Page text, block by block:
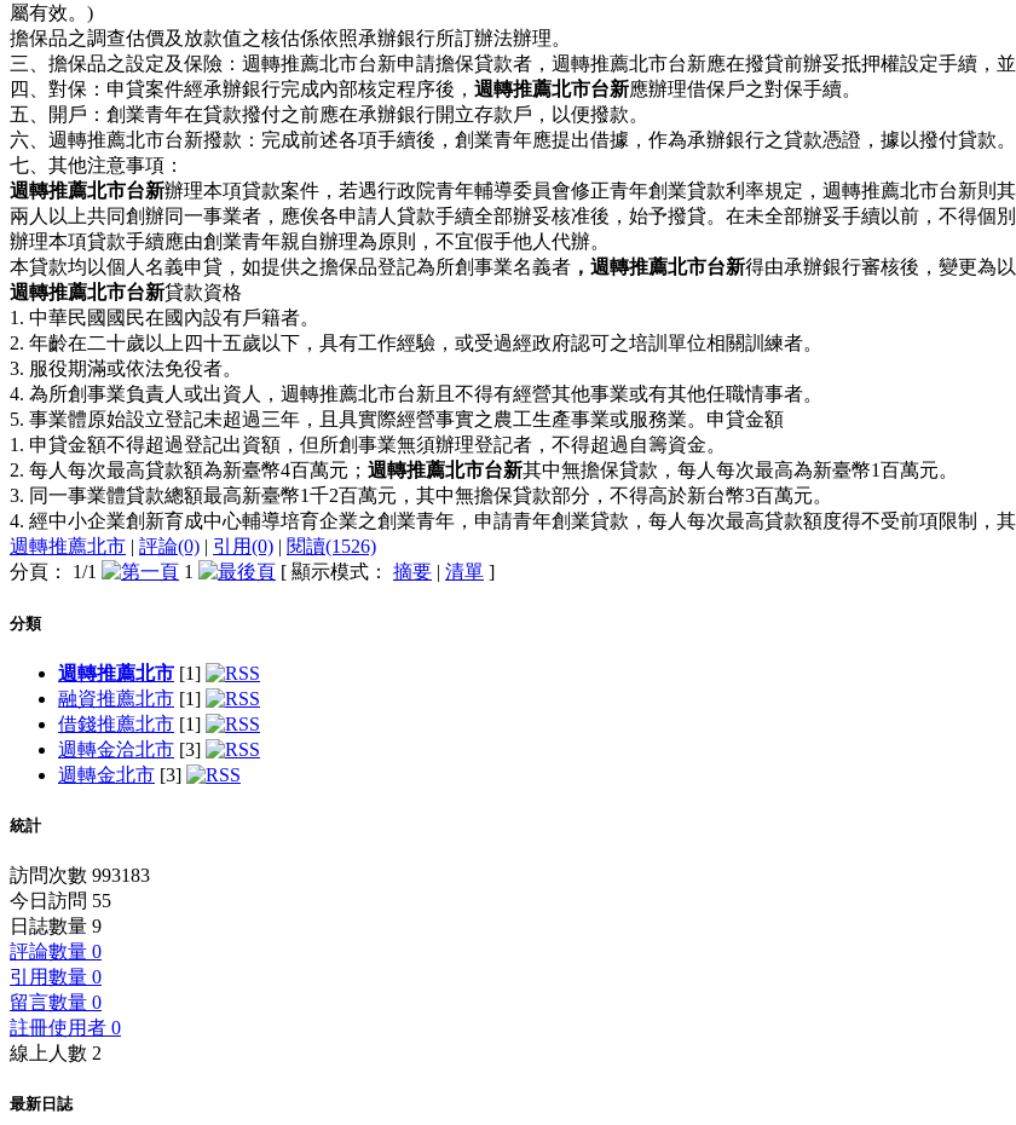
屬有效。)
擔保品之調查估價及放款值之核估係依照承辦銀行所訂辦法辦理。
三、擔保品之設定及保險：週轉推薦北市台新申請擔保貸款者，週轉推薦北市台新應在撥貸前辦妥抵押權設定手續，
四、對保：申貸案件經承辦銀行完成內部核定程序後， 週轉推薦北市台新應辦理借保戶之對保手續。
五、開戶：創業青年在貸款撥付之前應在承辦銀行開立存款戶，以便撥款。
六、週轉推薦北市台新撥款：完成前述各項手續後，創業青年應提出借據，作為承辦銀行之貸款憑證，據以撥付貸款。
七、其他注意事項：
週轉推薦北市台新辦理本項貸款案件，若遇行政院青年輔導委員會修正青年創業貸款利率規定，週轉推薦北市台新則
兩人以上共同創辦同一事業者，應俟各申請人貸款手續全部辦妥核准後，始予撥貸。在未全部辦妥手續以前，不得個別
辦理本項貸款手續應由創業青年親自辦理為原則，不宜假手他人代辦。
本貸款均以個人名義申貸，如提供之擔保品登記為所創事業名義者 ，週轉推薦北市台新得由承辦銀行審核後，變更為
週轉推薦北市台新貸款資格
1. 中華民國國民在國內設有戶籍者。
2. 年齡在二十歲以上四十五歲以下，具有工作經驗，或受過經政府認可之培訓單位相關訓練者。
3. 服役期滿或依法免役者。
4. 為所創事業負責人或出資人，週轉推薦北市台新且不得有經營其他事業或有其他任職情事者。
5. 事業體原始設立登記未超過三年，且具實際經營事實之農工生產事業或服務業。申貸金額
1. 申貸金額不得超過登記出資額，但所創事業無須辦理登記者，不得超過自籌資金。
2. 每人每次最高貸款額為新臺幣4百萬元； 週轉推薦北市台新其中無擔保貸款，每人每次最高為新臺幣1百萬元。
3. 同一事業體貸款總額最高新臺幣1千2百萬元，其中無擔保貸款部分，不得高於新台幣3百萬元。
4. 經中小企業創新育成中心輔導培育企業之創業青年，申請青年創業貸款，每人每次最高貸款額度得不受前項限制，
週轉推薦北市 | 評論(0) | 引用(0) | 閱讀(1526)
分頁： 1/1
1 [ 顯示模式： 摘要 | 清單 ]
分類
週轉推薦北市 [1]
融資推薦北市 [1]
借錢推薦北市 [1]
週轉金洽北市 [3]
週轉金北市 [3]
統計
訪問次數 993183
今日訪問 55
日誌數量 9
評論數量 0
引用數量 0
留言數量 0
註冊使用者 0
線上人數 2
最新日誌